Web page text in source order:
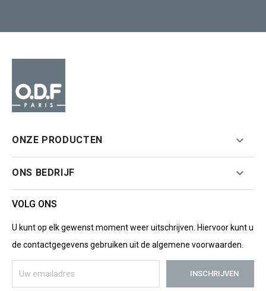
ONZE PRODUCTEN 
ONS BEDRIJF 
VOLG ONS
U kunt op elk gewenst moment weer uitschrijven. Hiervoor kunt u
de contactgegevens gebruiken uit de algemene voorwaarden.